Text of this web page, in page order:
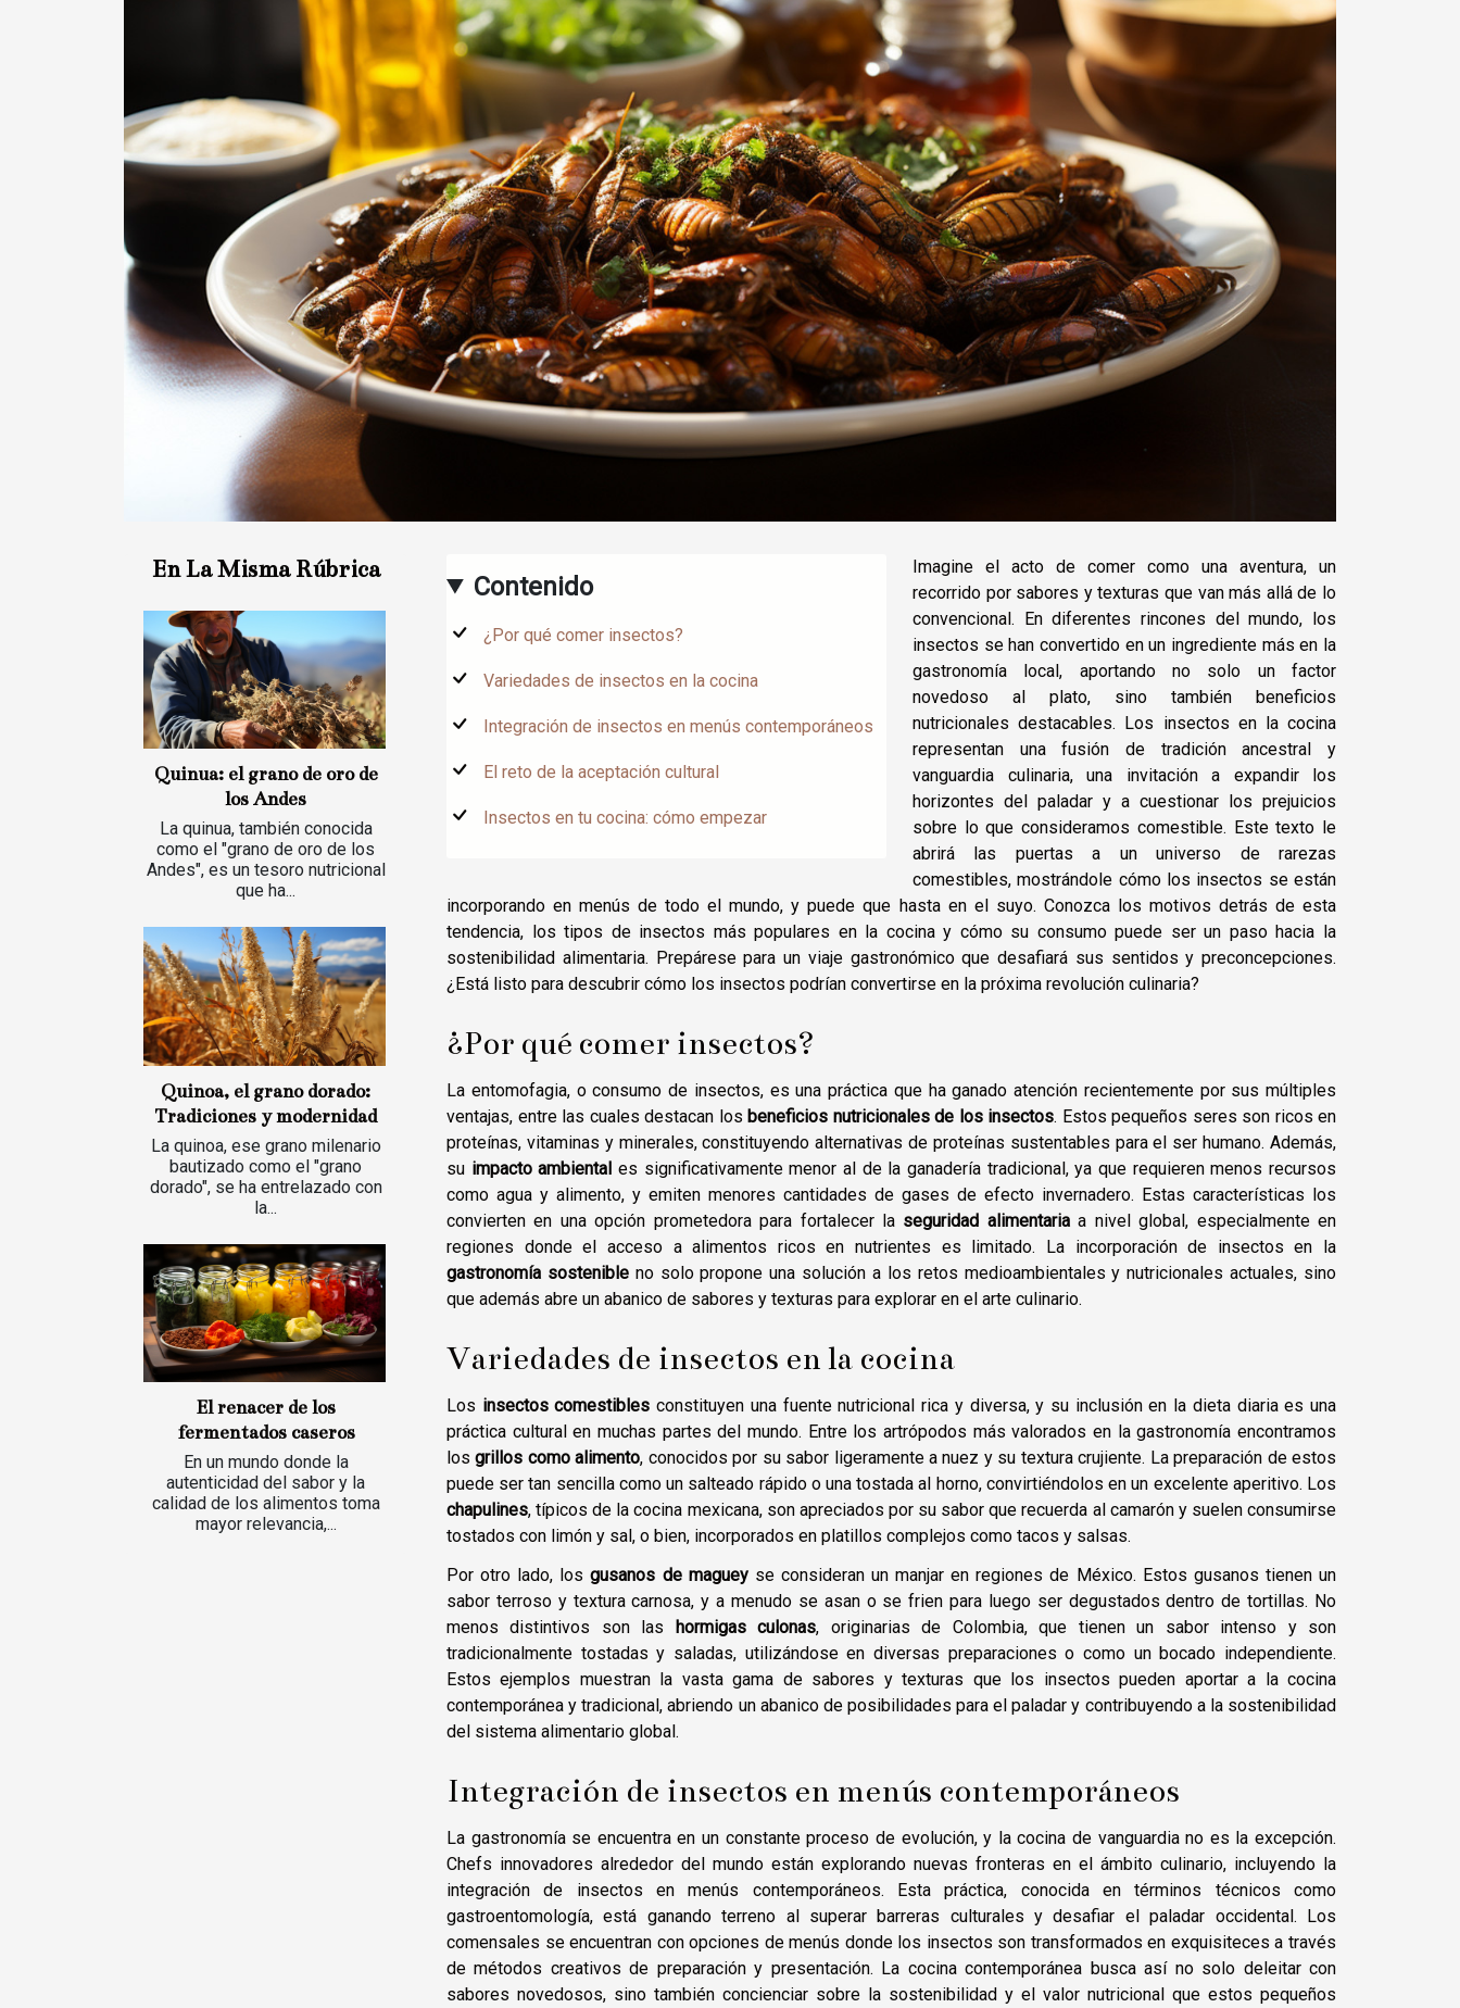
En La Misma Rúbrica
Quinua: el grano de oro de
los Andes
La quinua, también conocida
como el "grano de oro de los
Andes", es un tesoro nutricional
que ha...
Quinoa, el grano dorado:
Tradiciones y modernidad
La quinoa, ese grano milenario
bautizado como el "grano
dorado", se ha entrelazado con
la...
El renacer de los
fermentados caseros
En un mundo donde la
autenticidad del sabor y la
calidad de los alimentos toma
mayor relevancia,...
Contenido
¿Por qué comer insectos?
Variedades de insectos en la cocina
Integración de insectos en menús contemporáneos
El reto de la aceptación cultural
Insectos en tu cocina: cómo empezar
Imagine el acto de comer como una aventura, un
recorrido por sabores y texturas que van más allá de lo
convencional. En diferentes rincones del mundo, los
insectos se han convertido en un ingrediente más en la
gastronomía local, aportando no solo un factor
novedoso al plato, sino también beneficios
nutricionales destacables. Los insectos en la cocina
representan una fusión de tradición ancestral y
vanguardia culinaria, una invitación a expandir los
horizontes del paladar y a cuestionar los prejuicios
sobre lo que consideramos comestible. Este texto le
abrirá las puertas a un universo de rarezas
comestibles, mostrándole cómo los insectos se están
incorporando en menús de todo el mundo, y puede que hasta en el suyo. Conozca los motivos detrás de esta
tendencia, los tipos de insectos más populares en la cocina y cómo su consumo puede ser un paso hacia la
sostenibilidad alimentaria. Prepárese para un viaje gastronómico que desafiará sus sentidos y preconcepciones.
¿Está listo para descubrir cómo los insectos podrían convertirse en la próxima revolución culinaria?
¿Por qué comer insectos?
La entomofagia, o consumo de insectos, es una práctica que ha ganado atención recientemente por sus múltiples
ventajas, entre las cuales destacan los beneficios nutricionales de los insectos. Estos pequeños seres son ricos en
proteínas, vitaminas y minerales, constituyendo alternativas de proteínas sustentables para el ser humano. Además,
su impacto ambiental es significativamente menor al de la ganadería tradicional, ya que requieren menos recursos
como agua y alimento, y emiten menores cantidades de gases de efecto invernadero. Estas características los
convierten en una opción prometedora para fortalecer la seguridad alimentariaa nivel global, especialmente en
regiones donde el acceso a alimentos ricos en nutrientes es limitado. La incorporación de insectos en la
gastronomía sostenibleno solo propone una solución a los retos medioambientales y nutricionales actuales, sino
que además abre un abanico de sabores y texturas para explorar en el arte culinario.
Variedades de insectos en la cocina
Los insectos comestibles constituyen una fuente nutricional rica y diversa, y su inclusión en la dieta diaria es una
práctica cultural en muchas partes del mundo. Entre los artrópodos más valorados en la gastronomía encontramos
losgrillos como alimento, conocidos por su sabor ligeramente a nuez y su textura crujiente. La preparación de estos
puede ser tan sencilla como un salteado rápido o una tostada al horno, convirtiéndolos en un excelente aperitivo. Los
chapulines, típicos de la cocina mexicana, son apreciados por su sabor que recuerda al camarón y suelen consumirse
tostados con limón y sal, o bien, incorporados en platillos complejos como tacos y salsas.
Por otro lado, losgusanos de magueyse consideran un manjar en regiones de México. Estos gusanos tienen un
sabor terroso y textura carnosa, y a menudo se asan o se frien para luego ser degustados dentro de tortillas. No
menos distintivos son las hormigas culonas, originarias de Colombia, que tienen un sabor intenso y son
tradicionalmente tostadas y saladas, utilizándose en diversas preparaciones o como un bocado independiente.
Estos ejemplos muestran la vasta gama de sabores y texturas que los insectos pueden aportar a la cocina
contemporánea y tradicional, abriendo un abanico de posibilidades para el paladar y contribuyendo a la sostenibilidad
del sistema alimentario global.
Integración de insectos en menús contemporáneos
La gastronomía se encuentra en un constante proceso de evolución, y la cocina de vanguardia no es la excepción.
Chefs innovadores alrededor del mundo están explorando nuevas fronteras en el ámbito culinario, incluyendo la
integración de insectos en menús contemporáneos. Esta práctica, conocida en términos técnicos como
gastroentomología, está ganando terreno al superar barreras culturales y desafiar el paladar occidental. Los
comensales se encuentran con opciones de menús donde los insectos son transformados en exquisiteces a través
de métodos creativos de preparación y presentación. La cocina contemporánea busca así no solo deleitar con
sabores novedosos, sino también concienciar sobre la sostenibilidad y el valor nutricional que estos pequeños